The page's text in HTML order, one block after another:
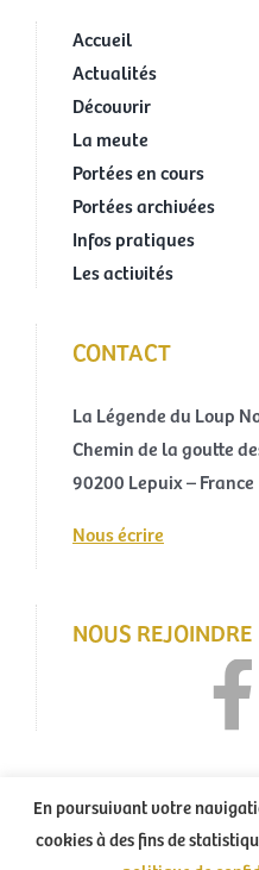
Accueil
Actualités
Découvrir
La meute
Portées en cours
Portées archivées
Infos pratiques
Les activités
CONTACT
La Légende du Loup
Chemin de la goutte
90200 Lepuix – France
Nous écrire
NOUS REJOINDRE
Tous droits réservés La
En poursuivant votre
cookies à des fins de